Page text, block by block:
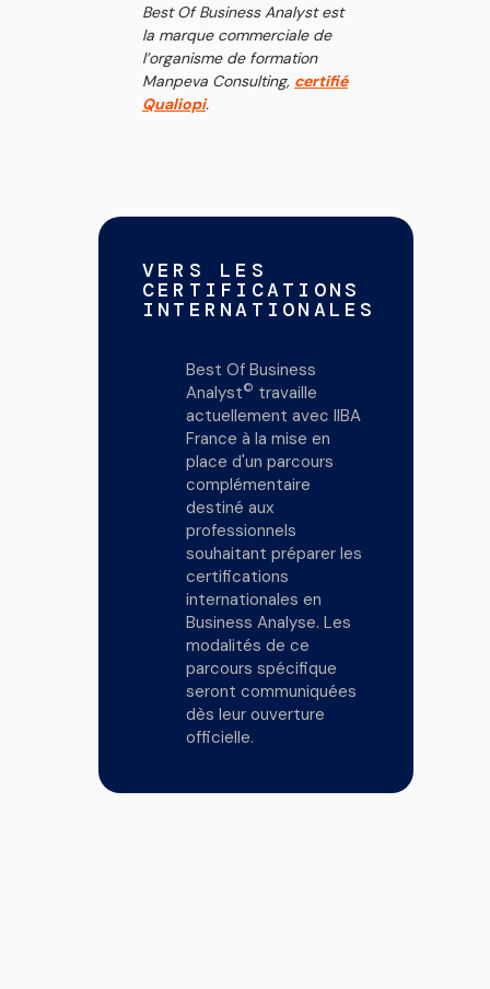
Best Of Business Analyst est
la marque commerciale de
l’organisme de formation
Manpeva Consulting, certifié
Qualiopi.
VERS LES
CERTIFICATIONS
INTERNATIONALES
Best Of Business
Analyst© travaille
actuellement avec IIBA
France à la mise en
place d'un parcours
complémentaire
destiné aux
professionnels
souhaitant préparer les
certifications
internationales en
Business Analyse. Les
modalités de ce
parcours spécifique
seront communiquées
dès leur ouverture
officielle.